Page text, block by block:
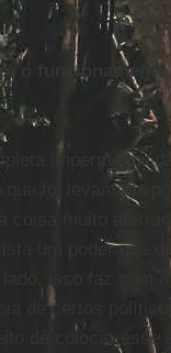
o
foi levantada
coisa muito
um poder que
isso faz com
de certos
de colocar esse